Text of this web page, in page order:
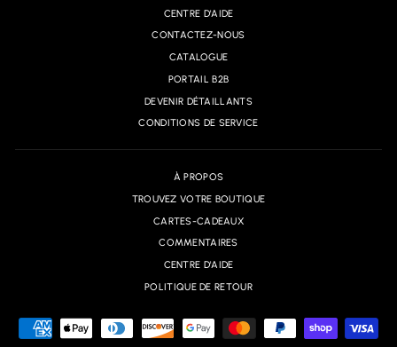
CENTRE D'AIDE
CONTACTEZ-NOUS
CATALOGUE
PORTAIL B2B
DEVENIR DÉTAILLANTS
CONDITIONS DE SERVICE
À PROPOS
TROUVEZ VOTRE BOUTIQUE
CARTES-CADEAUX
COMMENTAIRES
CENTRE D'AIDE
POLITIQUE DE RETOUR